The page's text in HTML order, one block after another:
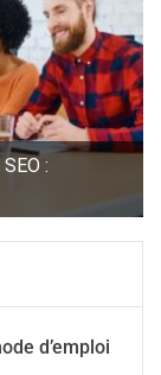
:
d’emploi